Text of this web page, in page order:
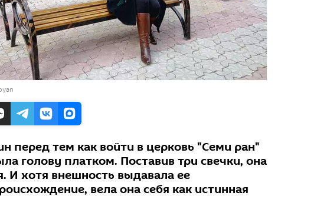
перед тем как войти в церковь "Семи ран"
голову платком. Поставив три свечки, она
И хотя внешность выдавала ее
вела она себя как истинная